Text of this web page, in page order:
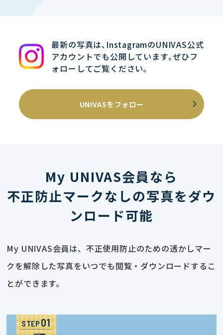
最新の写真は､InstagramのUNIVAS公式
アカウントでも公開しています｡ぜひフ
ォローしてご覧ください｡
UNIVASをフォロー
My UNIVAS会員なら
不正防止マークなしの写真をダウ
ンロード可能
My UNIVAS会員は、不正使用防止のための透かしマー
クを解除した写真をいつでも閲覧・ダウンロードするこ
とができます。
STEP